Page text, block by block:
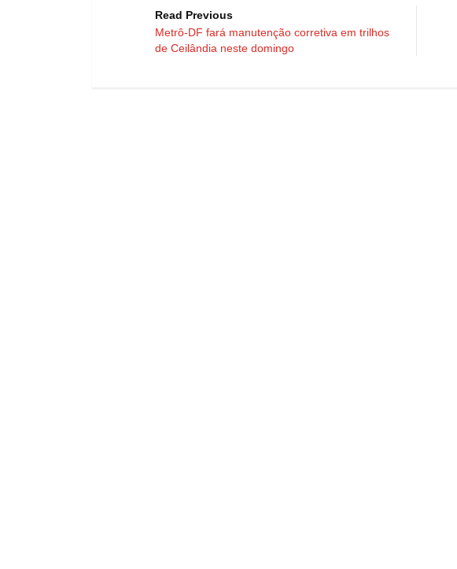
Read Previous
Metrô-DF fará manutenção corretiva em trilhos
de Ceilândia neste domingo